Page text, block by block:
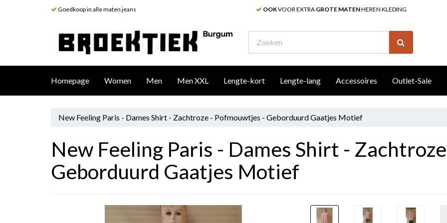
Goedkoop in alle maten jeans OOKVOOR EXTRA GROTE MATENHEREN KLEDING
Homepage Women Men Men XXL Lengte-kort Lengte-lang Accessoires Outlet-Sale
New Feeling Paris - Dames Shirt - Zachtroze - Pofmouwtjes - Geborduurd Gaatjes Motief
New Feeling Paris - Dames Shirt -
Geborduurd Gaatjes Motief